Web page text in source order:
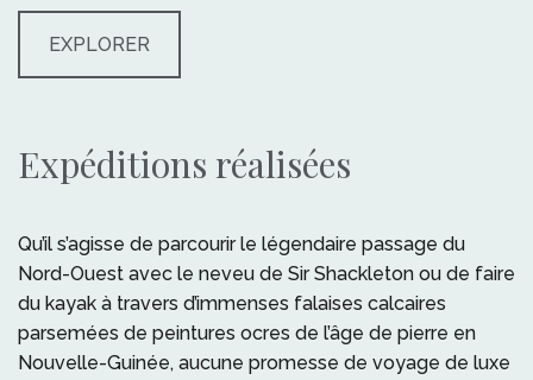
EXPLORER
Expéditions réalisées
Qu’il s’agisse de parcourir le légendaire passage du
Nord-Ouest avec le neveu de Sir Shackleton ou de faire
du kayak à travers d’immenses falaises calcaires
parsemées de peintures ocres de l’âge de pierre en
Nouvelle-Guinée, aucune promesse de voyage de luxe